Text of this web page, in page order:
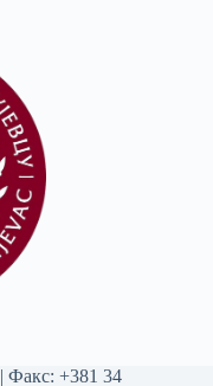
| Факс: +381 34